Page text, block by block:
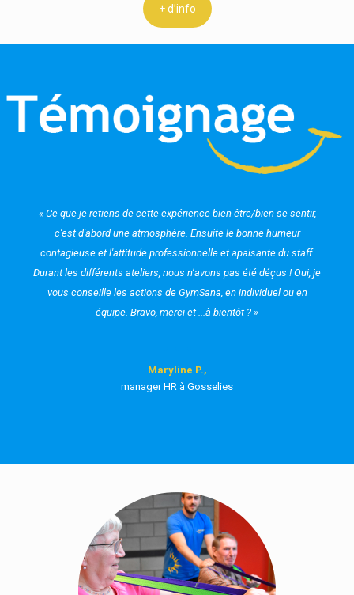
+ d’info
« Ce que je retiens de cette expérience bien-être/bien se sentir,
c'est d'abord une atmosphère. Ensuite le bonne humeur
contagieuse et l'attitude professionnelle et apaisante du staff.
Durant les différents ateliers, nous n’avons pas été déçus ! Oui, je
vous conseille les actions de GymSana, en individuel ou en
équipe. Bravo, merci et ...à bientôt ? »
Maryline P.,
manager HR à Gosselies